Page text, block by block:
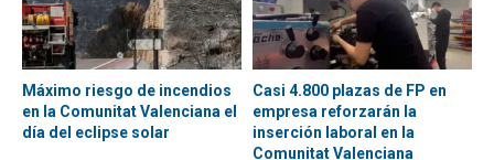
Máximo riesgo de incendios
en la Comunitat Valenciana el
día del eclipse solar
Casi 4.800 plazas de FP en
empresa reforzarán la
inserción laboral en la
Comunitat Valenciana